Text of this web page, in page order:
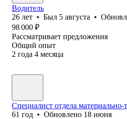
Водитель
26 лет • Был 5 августа •
98 000 ₽
Рассматривает предложения
Общий опыт
2 года 4 месяца
Специалист отдела материально-
61 год • Обновлено 18 июня